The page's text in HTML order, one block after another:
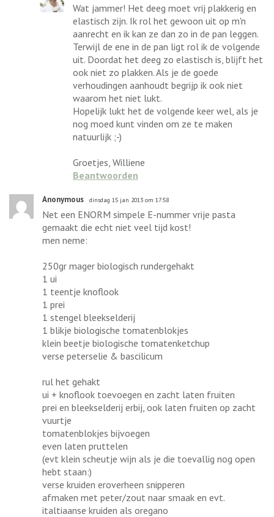
Wat jammer! Het deeg moet vrij plakkerig en
elastisch zijn. Ik rol het gewoon uit op m'n
aanrecht en ik kan ze dan zo in de pan leggen.
Terwijl de ene in de pan ligt rol ik de volgende
uit. Doordat het deeg zo elastisch is, blijft het
ook niet zo plakken. Als je de goede
verhoudingen aanhoudt begrijp ik ook niet
waarom het niet lukt.
Hopelijk lukt het de volgende keer wel, als je
nog moed kunt vinden om ze te maken
natuurlijk ;-)
Groetjes, Williene
Beantwoorden
Anonymous dinsdag 15 jan 2013 om 17:58
Net een ENORM simpele E-nummer vrije pasta
gemaakt die echt niet veel tijd kost!
men neme:
250gr mager biologisch rundergehakt
1 ui
1 teentje knoflook
1 prei
1 stengel bleekselderij
1 blikje biologische tomatenblokjes
klein beetje biologische tomatenketchup
verse peterselie & bascilicum
rul het gehakt
ui + knoflook toevoegen en zacht laten fruiten
prei en bleekselderij erbij, ook laten fruiten op zacht
vuurtje
tomatenblokjes bijvoegen
even laten pruttelen
(evt klein scheutje wijn als je die toevallig nog open
hebt staan:)
verse kruiden eroverheen snipperen
afmaken met peter/zout naar smaak en evt.
italtiaanse kruiden als oregano